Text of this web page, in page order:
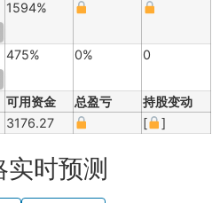
1594%
475% 0% 0
可用资金 总盈亏
持股变动
3176.27 [ ]
时预测